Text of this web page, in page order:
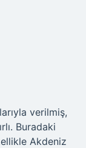
verilmiş,
Buradaki
Akdeniz